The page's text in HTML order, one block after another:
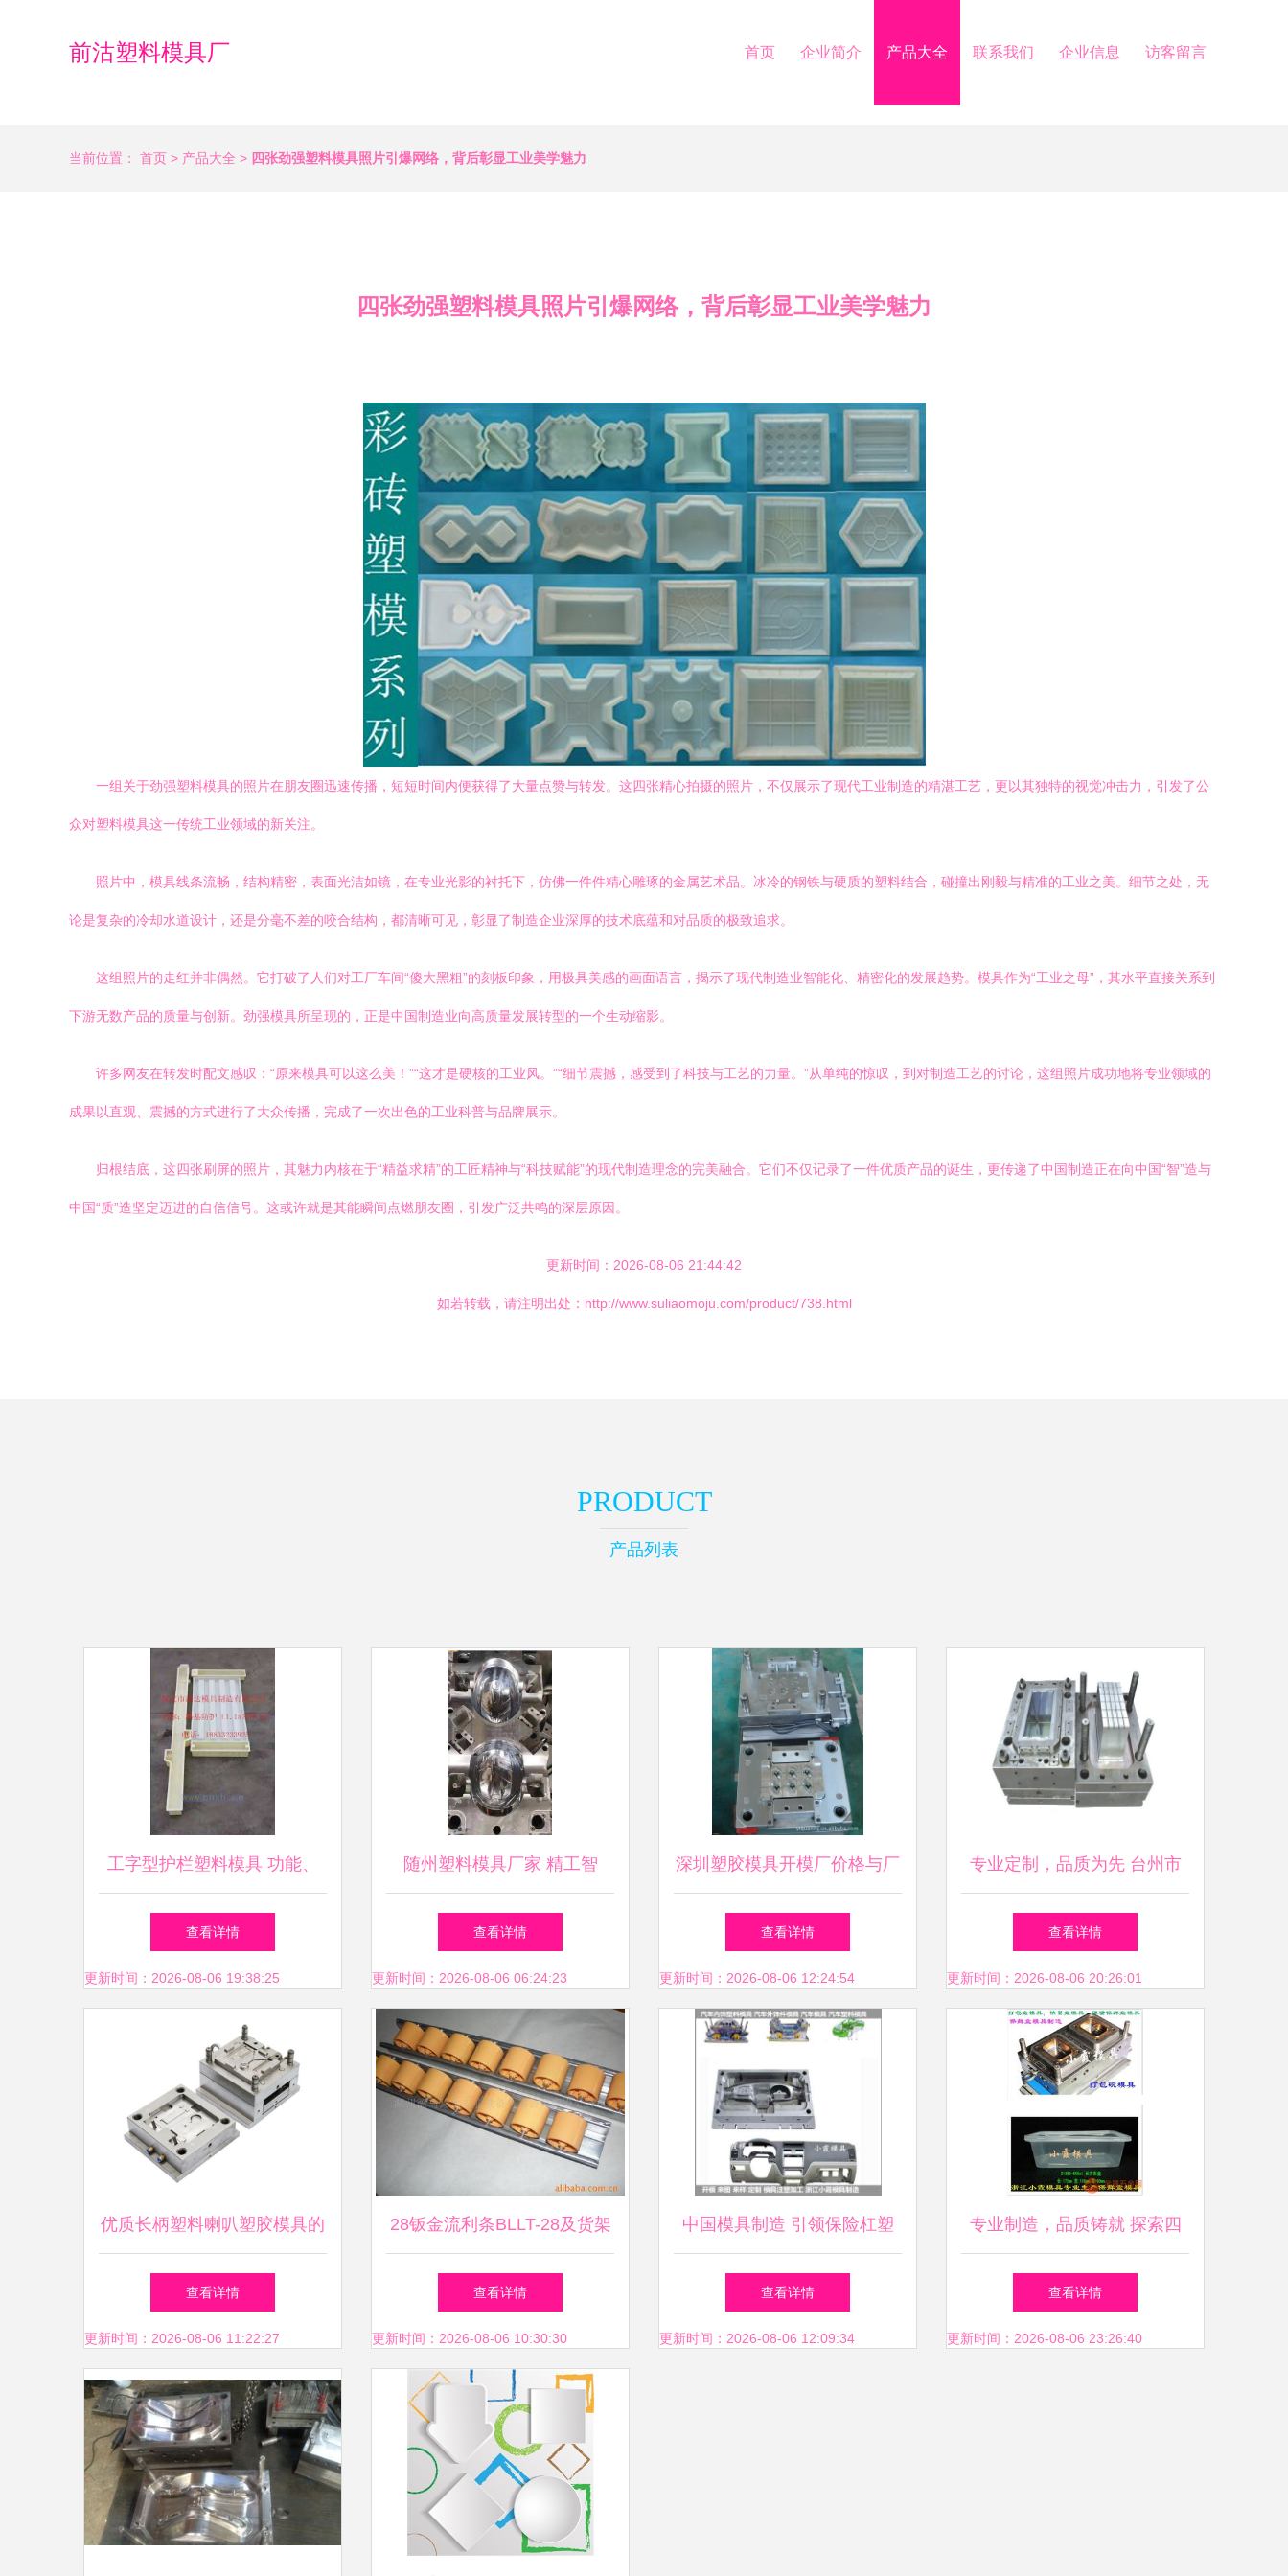
前沽塑料模具厂 首页 企业简介 产品大全 联系我们 企业信息 访客留言
当前位置： 首页 > 产品大全 > 四张劲强塑料模具照片引爆网络，背后彰显工业美学魅力
四张劲强塑料模具照片引爆网络，背后彰显工业美学魅力
一组关于劲强塑料模具的照片在朋友圈迅速传播，短短时间内便获得了大量点赞与转发。这四张精心拍摄的照片，不仅展示了现代工业制造的精湛工艺，更以其独特的视觉冲击力，引发了公
众对塑料模具这一传统工业领域的新关注。
照片中，模具线条流畅，结构精密，表面光洁如镜，在专业光影的衬托下，仿佛一件件精心雕琢的金属艺术品。冰冷的钢铁与硬质的塑料结合，碰撞出刚毅与精准的工业之美。细节之处，无
论是复杂的冷却水道设计，还是分毫不差的咬合结构，都清晰可见，彰显了制造企业深厚的技术底蕴和对品质的极致追求。
这组照片的走红并非偶然。它打破了人们对工厂车间“傻大黑粗”的刻板印象，用极具美感的画面语言，揭示了现代制造业智能化、精密化的发展趋势。模具作为“工业之母”，其水平直接关系到
下游无数产品的质量与创新。劲强模具所呈现的，正是中国制造业向高质量发展转型的一个生动缩影。
许多网友在转发时配文感叹：“原来模具可以这么美！”“这才是硬核的工业风。”“细节震撼，感受到了科技与工艺的力量。”从单纯的惊叹，到对制造工艺的讨论，这组照片成功地将专业领域的
成果以直观、震撼的方式进行了大众传播，完成了一次出色的工业科普与品牌展示。
归根结底，这四张刷屏的照片，其魅力内核在于“精益求精”的工匠精神与“科技赋能”的现代制造理念的完美融合。它们不仅记录了一件优质产品的诞生，更传递了中国制造正在向中国“智”造与
中国“质”造坚定迈进的自信信号。这或许就是其能瞬间点燃朋友圈，引发广泛共鸣的深层原因。
更新时间：2026-08-06 21:44:42
如若转载，请注明出处：http://www.suliaomoju.com/product/738.html
PRODUCT
产品列表
工字型护栏塑料模具 功能、
设计与应用解析
查看详情
更新时间：2026-08-06 19:38:25
随州塑料模具厂家 精工智
造，赋能产业升级
查看详情
更新时间：2026-08-06 06:24:23
深圳塑胶模具开模厂价格与厂
家选择指南——以常平益全五
金塑胶厂为例
查看详情
更新时间：2026-08-06 12:24:54
专业定制，品质为先 台州市
拓优模塑电池盒模具厂家直销
解析
查看详情
更新时间：2026-08-06 20:26:01
优质长柄塑料喇叭塑胶模具的
制造与注塑件加工定制
查看详情
更新时间：2026-08-06 11:22:27
28钣金流利条BLLT-28及货架
线棒系统 先进先出仓储解决
方案的专业解析
查看详情
更新时间：2026-08-06 10:30:30
中国模具制造 引领保险杠塑
料模具与大包围塑胶模具加工
的卓越之路
查看详情
更新时间：2026-08-06 12:09:34
专业制造，品质铸就 探索四
格塑胶快餐盒模具的开模奥秘
查看详情
更新时间：2026-08-06 23:26:40